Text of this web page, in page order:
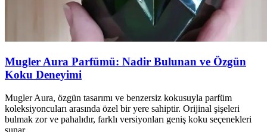
Mugler Aura Parfümü: Nadir Bulunan ve Özgün
Koku Deneyimi
Mugler Aura, özgün tasarımı ve benzersiz kokusuyla parfüm
koleksiyoncuları arasında özel bir yere sahiptir. Orijinal şişeleri
bulmak zor ve pahalıdır, farklı versiyonları geniş koku seçenekleri
sunar.